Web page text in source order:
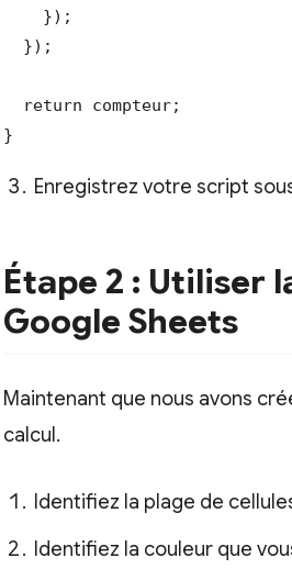
}
Enregistrez votre script
Étape 2 : Utiliser
Google Sheets
Maintenant que nous avons
calcul.
Identifiez la plage de
Identifiez la couleur que